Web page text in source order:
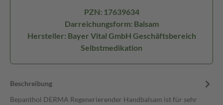
PZN: 17639634
Darreichungsform: Balsam
Hersteller: Bayer Vital GmbH Geschäftsbereich
Selbstmedikation
Beschreibung
Bepanthol DERMA Regenerierender Handbalsam ist für sehr